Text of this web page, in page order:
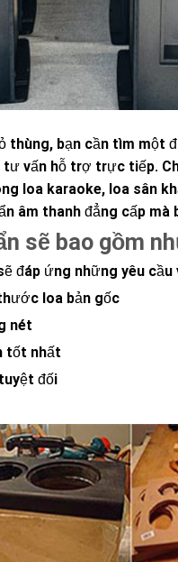
thùng, bạn cần tìm một
tư vấn hỗ trợ trực tiếp.
loa karaoke, loa sân
âm thanh đẳng cấp mà
sẽ bao gồm
đáp ứng những yêu cầu
loa bản gốc
nét
tốt nhất
đối